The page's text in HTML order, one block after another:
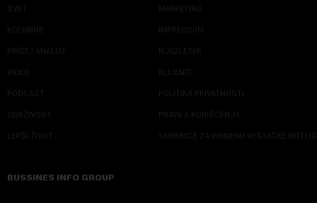
SVET
KOLUMNE
PRIČE I ANALIZE
VIDEO
PODCAST
ODRŽIVOST
LEPŠI ŽIVOT
MARKETING
IMPRESSUM
NJUZLETER
KLIJENTI
POLITIKA PRIVATNOSTI
PRAVILA KORIŠĆENJA
SMERNICE ZA PRIMENU VEŠTAČKE
BUSSINES INFO GROUP